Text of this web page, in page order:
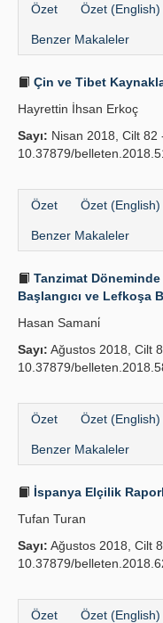
Özet Özet (English)
Benzer Makaleler
Çin ve Tibet
Hayrettin İhsan Erkoç
Sayı: Nisan 2018, Cilt 82
10.37879/
Özet Özet (English)
Benzer Makaleler
Tanzimat
Başlangıcı ve Lefkoşa
Hasan Samani̇
Sayı: Ağustos 2018, Cilt
10.37879/
Özet Özet (English)
Benzer Makaleler
İspanya Elçilik
Tufan Turan
Sayı: Ağustos 2018, Cilt
10.37879/
Özet Özet (English)